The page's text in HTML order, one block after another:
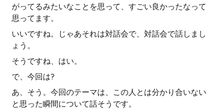
がってるみたいなことを思って、すごい良かったなって
思ってます。
いいですね。じゃあそれは対話会で、対話会で話しまし
ょう。
そうですね、はい。
で、今回は?
あ、そう。今回のテーマは、この人とは分かり合いない
と思った瞬間について話そうです。